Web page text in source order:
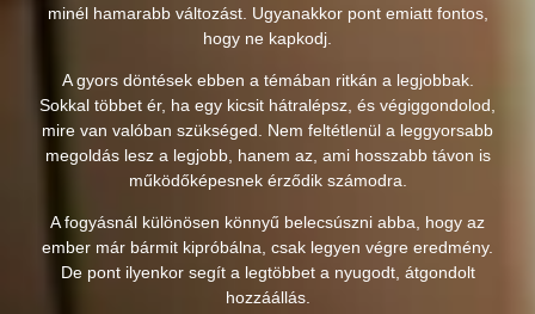
minél hamarabb változást. Ugyanakkor pont emiatt fontos,
hogy ne kapkodj.
A gyors döntések ebben a témában ritkán a legjobbak.
Sokkal többet ér, ha egy kicsit hátralépsz, és végiggondolod,
mire van valóban szükséged. Nem feltétlenül a leggyorsabb
megoldás lesz a legjobb, hanem az, ami hosszabb távon is
működőképesnek érződik számodra.
A fogyásnál különösen könnyű belecsúszni abba, hogy az
ember már bármit kipróbálna, csak legyen végre eredmény.
De pont ilyenkor segít a legtöbbet a nyugodt, átgondolt
hozzáállás.